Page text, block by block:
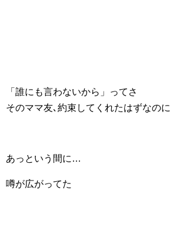
「誰にも言わないから」ってさ
そのママ友､約束してくれたはずなのに
あっという間に…
噂が広がってた